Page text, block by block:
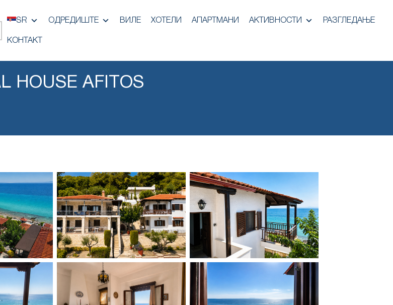
SR ОДРЕДИШТЕ ВИЛЕ ХОТЕЛИ АПАРТМАНИ АКТИВНОСТИ РАЗГЛЕДАЊЕ
КОНТАКТ
HOUSE AFITOS